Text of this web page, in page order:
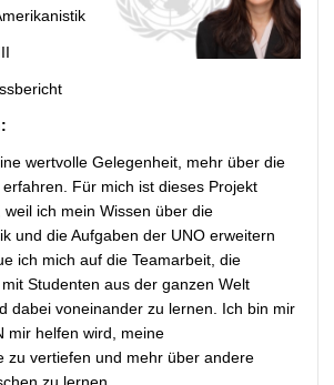
wertvolle Gelegenheit, mehr über die
Für mich ist dieses Projekt
weil ich mein Wissen über die
und die Aufgaben der UNO erweitern
ich mich auf die Teamarbeit, die
Studenten aus der ganzen Welt
dabei voneinander zu lernen. Ich bin mir
mir helfen wird, meine
zu vertiefen und mehr über andere
zu lernen.